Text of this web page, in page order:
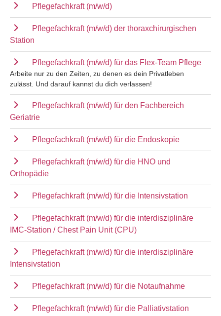
Pflegefachkraft (m/w/d)
Pflegefachkraft (m/w/d) der thoraxchirurgischen
Station
Pflegefachkraft (m/w/d) für das Flex-Team Pflege
Arbeite nur zu den Zeiten, zu denen es dein Privatleben
zulässt. Und darauf kannst du dich verlassen!
Pflegefachkraft (m/w/d) für den Fachbereich
Geriatrie
Pflegefachkraft (m/w/d) für die Endoskopie
Pflegefachkraft (m/w/d) für die HNO und
Orthopädie
Pflegefachkraft (m/w/d) für die Intensivstation
Pflegefachkraft (m/w/d) für die interdisziplinäre
IMC-Station / Chest Pain Unit (CPU)
Pflegefachkraft (m/w/d) für die interdisziplinäre
Intensivstation
Pflegefachkraft (m/w/d) für die Notaufnahme
Pflegefachkraft (m/w/d) für die Palliativstation